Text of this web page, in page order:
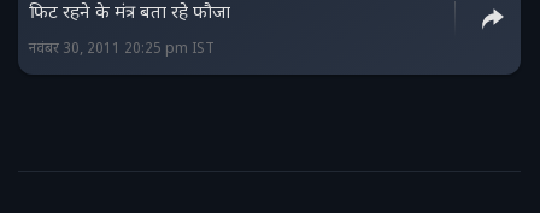
फिट रहने के मंत्र बता रहे फौजा
नवंबर 30, 2011 20:25 pm IST